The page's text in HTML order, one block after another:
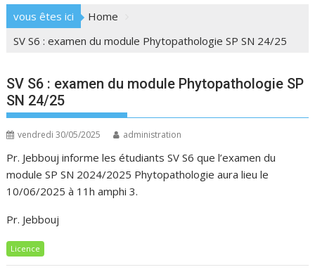
vous êtes ici
Home
SV S6 : examen du module Phytopathologie SP SN 24/25
SV S6 : examen du module Phytopathologie SP
SN 24/25
vendredi 30/05/2025 administration
Pr. Jebbouj informe les étudiants SV S6 que l’examen du
module SP SN 2024/2025 Phytopathologie aura lieu le
10/06/2025 à 11h amphi 3.
Pr. Jebbouj
Licence